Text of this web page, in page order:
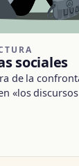
sociales
de la
«los